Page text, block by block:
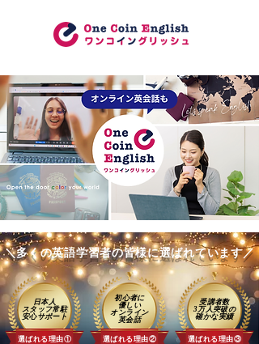
＼多くの英語学習者の皆様に選ばれています／
選ばれる理由①
日本人
スタッフ常駐
​安心サポート
初心者に
優しい
​オンライン
英会話
選ばれる理由② 選ばれる理由③
受講者数
3万人突破の
確かな実績